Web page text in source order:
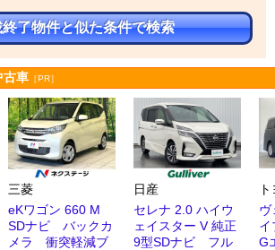
了物件と似た条件で検索
古車 ［PR］
三菱
eKワゴン 660 M
SDナビ バックカ
メラ 衝突軽減ブ
日産
セレナ 2.0 ハイウ
ェイスター V 純正
9型SDナビ フル
ヴ
イ
G